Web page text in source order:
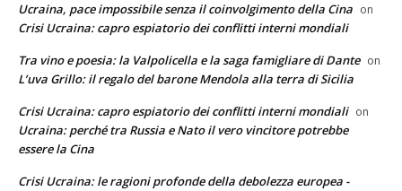
Ucraina, pace impossibile senza il coinvolgimento della Cina on
Crisi Ucraina: capro espiatorio dei conflitti interni mondiali
Tra vino e poesia: la Valpolicella e la saga famigliare di Dante on
L’uva Grillo: il regalo del barone Mendola alla terra di Sicilia
Crisi Ucraina: capro espiatorio dei conflitti interni mondiali on
Ucraina: perché tra Russia e Nato il vero vincitore potrebbe
essere la Cina
Crisi Ucraina: le ragioni profonde della debolezza europea -